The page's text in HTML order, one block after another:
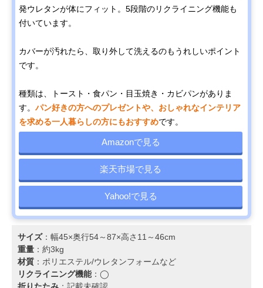
発ウレタンが体にフィット。5段階のリクライニング機能も
付いています。
カバーが汚れたら、取り外して洗えるのもうれしいポイント
です。
種類は、トースト・食パン・目玉焼き・カビパンがありま
す。 パン好きの方へのプレゼントや、おしゃれなインテリア
を求める一人暮らしの方にもおすすめです。
Amazonで見る
楽天市場で見る
Yahoo!で見る
サイズ：幅45×奥行54～87×高さ11～46cm
重量 ：約3kg
材質 ：ポリエステル/ウレタンフォームなど
リクライニング機能：◯
折りたたみ ：記載未確認